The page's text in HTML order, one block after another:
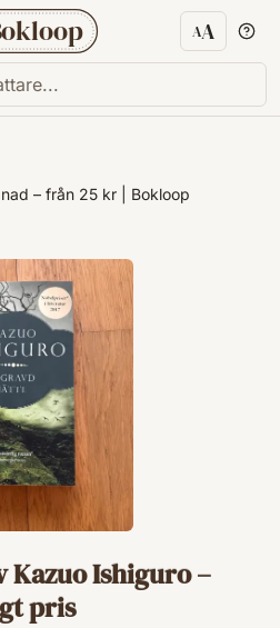
AA
– från 25 kr | Bokloop
Kazuo Ishiguro –
pris